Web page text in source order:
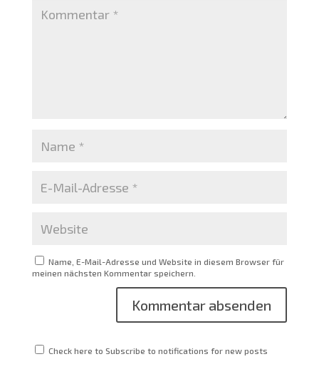
Name, E-Mail-Adresse und Website in diesem Browser für
meinen nächsten Kommentar speichern.
Check here to Subscribe to notifications for new posts